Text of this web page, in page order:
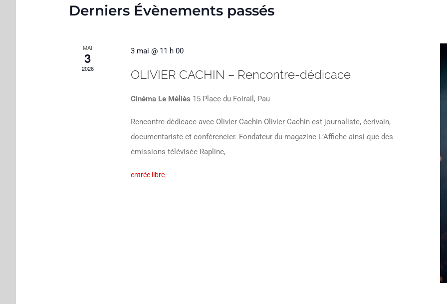
Derniers Évènements passés
MAI
3
2026
3 mai @ 11 h 00
OLIVIER CACHIN – Rencontre-dédicace
Cinéma Le Méliès 15 Place du Foirail, Pau
Rencontre-dédicace avec Olivier Cachin Olivier Cachin est journaliste, écrivain,
documentariste et conférencier. Fondateur du magazine L’Affiche ainsi que des
émissions télévisée Rapline,
entrée libre